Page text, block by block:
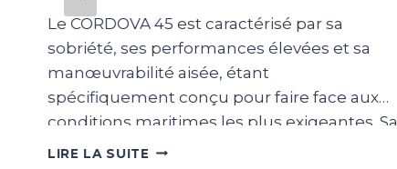
Le CORDOVA 45 est caractérisé par sa
sobriété, ses performances élevées et sa
manœuvrabilité aisée, étant
spécifiquement conçu pour faire face aux
conditions maritimes les plus exigeantes. Sa
coque en aluminium lui confère une
LIRE LA SUITECORDOVA